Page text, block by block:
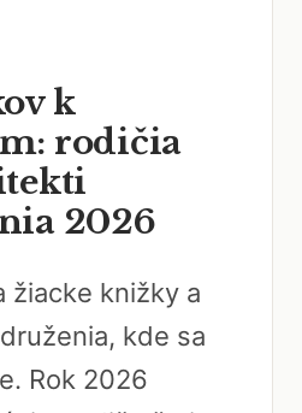
k
rodičia
2026
žiacke knižky a
kde sa
Rok 2026